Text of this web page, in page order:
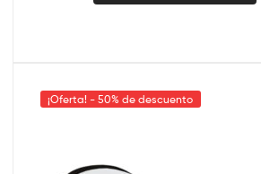
¡Oferta! - 50% de descuento